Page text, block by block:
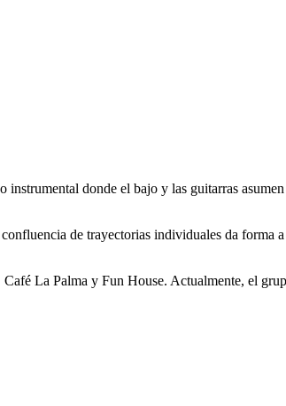
donde el bajo y las guitarras
de trayectorias individuales da forma
La Palma y Fun House. Actualmente, el